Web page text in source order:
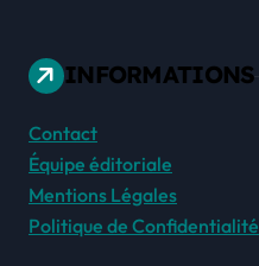
INFORMATIONS
Contact
Équipe éditoriale
Mentions Légales
Politique de Confidentialité